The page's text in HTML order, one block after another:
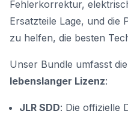
Fehlerkorrektur,
Ersatzteile Lage, und die
zu helfen, die besten
Unser Bundle umfasst
lebenslanger Lizenz:
JLR SDD: Die offizielle